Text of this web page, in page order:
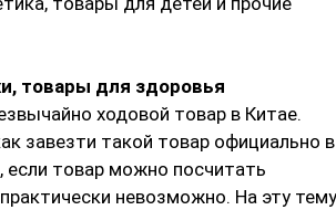
товары для здоровья
ходовой товар в Китае.
завезти такой товар официально в
если товар можно посчитать
невозможно. На эту тему